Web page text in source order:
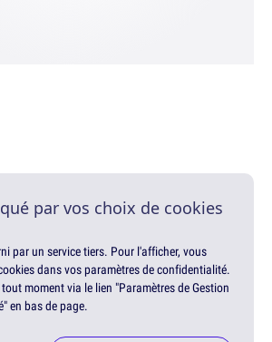
par vos choix de cookies
par un service tiers. Pour l'afficher, vous
dans vos paramètres de confidentialité.
moment via le lien "Paramètres de Gestion
en bas de page.